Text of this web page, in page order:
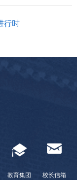
行时
教育集团 校长信箱